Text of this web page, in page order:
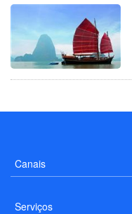
Canais
Serviços